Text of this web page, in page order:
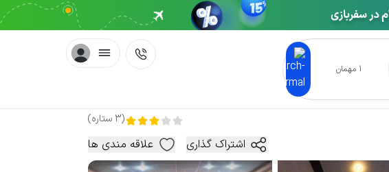
1 مهمان
(
3 ستاره)
اشتراک گذاری علاقه مندی ها